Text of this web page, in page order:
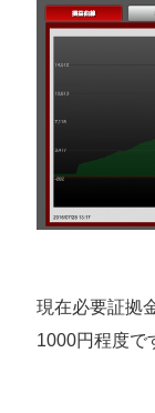
現在必要証拠
1000円程度で